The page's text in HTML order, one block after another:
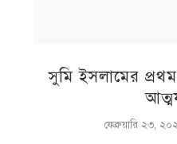
সুমি ইসলামের প্রথম
ফেব্রুয়ারি ২৩,